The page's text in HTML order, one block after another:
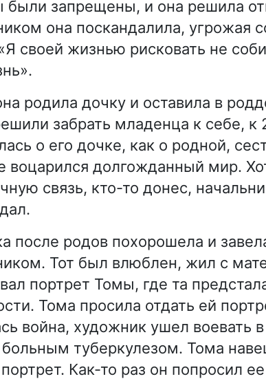
были запрещены, и она решила
она поскандалила, угрожая
своей жизнью рисковать не
родила дочку и оставила в
забрать младенца к себе,
о его дочке, как о родной,
воцарился долгожданный мир.
связь, кто-то донес,
после родов похорошела и
Тот был влюблен, жил с
портрет Томы, где та
Тома просила отдать ей
война, художник ушел воевать
больным туберкулезом. Тома
Как-то раз он попросил